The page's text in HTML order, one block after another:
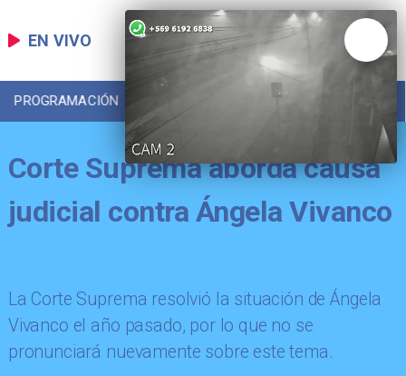
EN VIVO
PROGRAMACIÓN DEPORTES
Corte Suprema aborda causa
judicial contra Ángela Vivanco
La Corte Suprema resolvió la situación de Ángela
Vivanco el año pasado, por lo que no se
pronunciará nuevamente sobre este tema.